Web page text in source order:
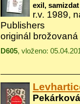
exil, samizdat
r.v. 1989,
Publishers
originál brožovaná
D605, vloženo: